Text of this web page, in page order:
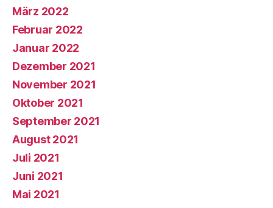
März 2022
Februar 2022
Januar 2022
Dezember 2021
November 2021
Oktober 2021
September 2021
August 2021
Juli 2021
Juni 2021
Mai 2021